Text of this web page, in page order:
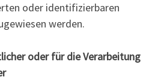
oder identifizierbaren
werden.
oder für die Verarbeitung